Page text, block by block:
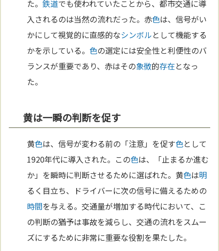
た。鉄道でも使われていたことから、都市交通に導
入されるのは当然の流れだった。赤色は、信号がい
かにして視覚的に直感的なシンボルとして機能する
かを示している。色の選定には安全性と利便性のバ
ランスが重要であり、赤はその象徴的存在となっ
た。
黄は一瞬の判断を促す
黄色は、信号が変わる前の「注意」を促す色として
1920年代に導入された。この色は、「止まるか進む
か」を瞬時に判断させるために選ばれた。黄色は明
るく目立ち、ドライバーに次の信号に備えるための
時間を与える。交通量が増加する時代において、こ
の判断の猶予は事故を減らし、交通の流れをスムー
ズにするために非常に重要な役割を果たした。